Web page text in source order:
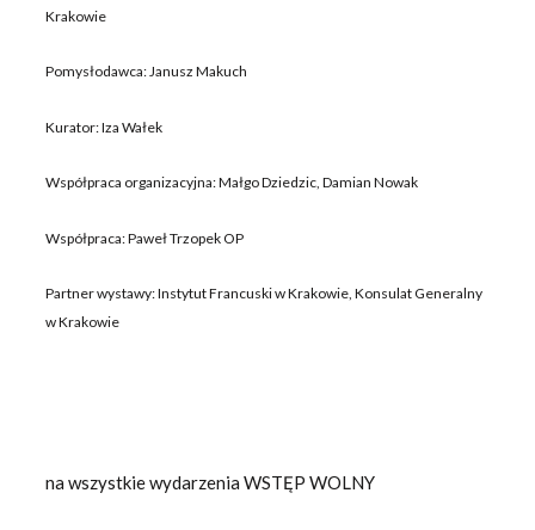
Krakowie
Pomysłodawca: Janusz Makuch
Kurator: Iza Wałek
Współpraca organizacyjna: Małgo Dziedzic, Damian Nowak
Współpraca: Paweł Trzopek OP
Partner wystawy: Instytut Francuski w Krakowie, Konsulat Generalny
w Krakowie
na wszystkie wydarzenia WSTĘP WOLNY